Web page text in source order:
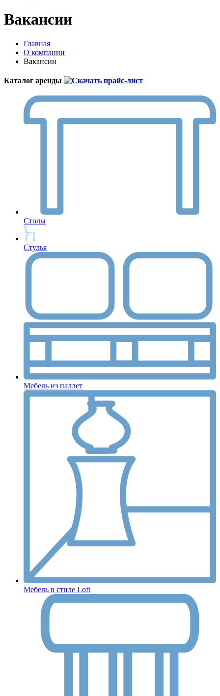
Вакансии
Главная
О компании
Вакансии
Каталог аренды
Столы
Стулья
Мебель из паллет
Мебель в стиле Loft